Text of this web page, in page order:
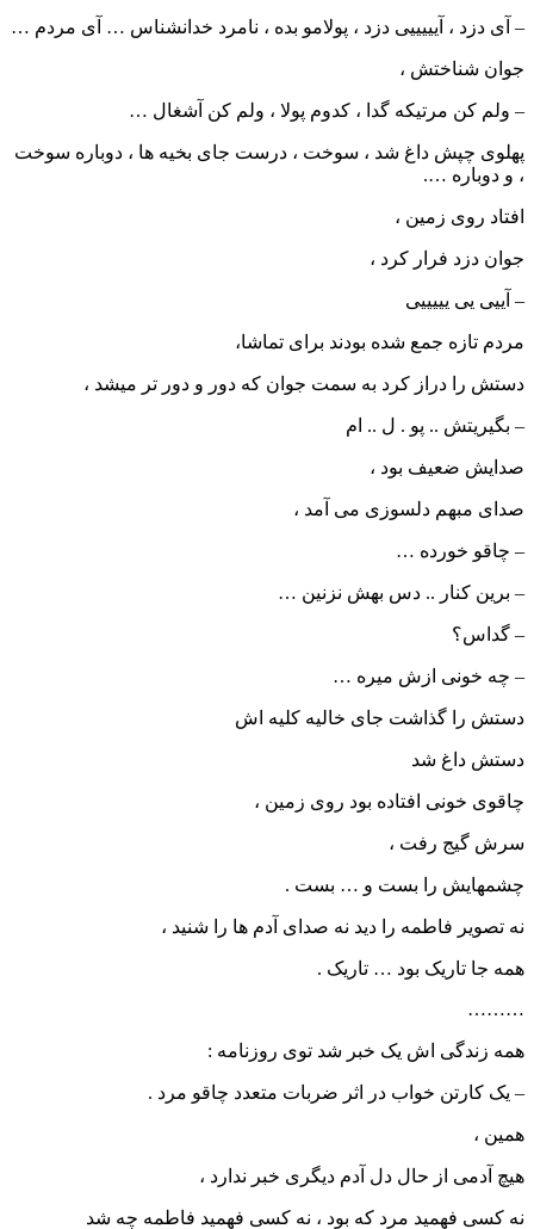
– آی دزد ، آیییییی دزد ، پولامو بده ، نامرد خدانشناس … آی مردم …
جوان شناختش ،
– ولم کن مرتیکه گدا ، کدوم پولا ، ولم کن آشغال …
پهلوی چپش داغ شد ، سوخت ، درست جای بخیه ها ، دوباره سوخت
، و دوباره ….
افتاد روی زمین ،
جوان دزد فرار کرد ،
– آییی یی یییییی
مردم تازه جمع شده بودند برای تماشا،
دستش را دراز کرد به سمت جوان که دور و دور تر میشد ،
– بگیریتش .. پو . ل .. ام
صدایش ضعیف بود ،
صدای مبهم دلسوزی می آمد ،
– چاقو خورده …
– برین کنار .. دس بهش نزنین …
– گداس؟
– چه خونی ازش میره …
دستش را گذاشت جای خالیه کلیه اش
دستش داغ شد
چاقوی خونی افتاده بود روی زمین ،
سرش گیج رفت ،
چشمهایش را بست و … بست .
نه تصویر فاطمه را دید نه صدای آدم ها را شنید ،
همه جا تاریک بود … تاریک .
………
همه زندگی اش یک خبر شد توی روزنامه :
– یک کارتن خواب در اثر ضربات متعدد چاقو مرد .
همین ،
هیچ آدمی از حال دل آدم دیگری خبر ندارد ،
نه کسی فهمید مرد که بود ، نه کسی فهمید فاطمه چه شد